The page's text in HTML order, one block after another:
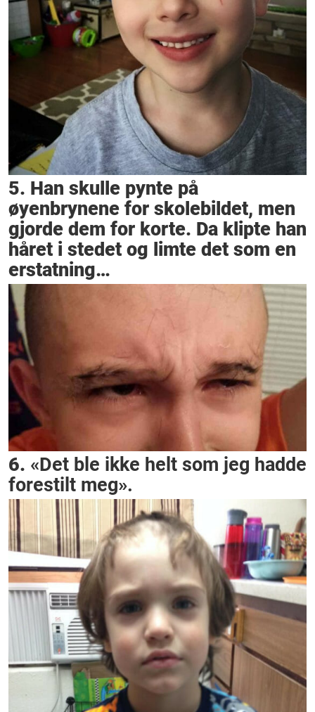
5. Han skulle pynte på
øyenbrynene for skolebildet, men
gjorde dem for korte. Da klipte han
håret i stedet og limte det som en
erstatning…
6. «Det ble ikke helt som jeg hadde
forestilt meg».